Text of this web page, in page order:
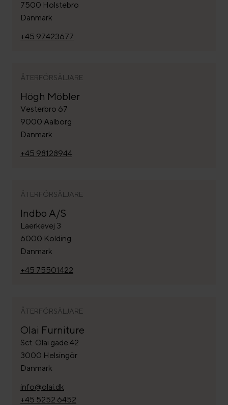
7500 Holstebro
Danmark
+45 97423677
ÅTERFÖRSÄLJARE
Högh Möbler
Vesterbro 67
9000 Aalborg
Danmark
+45 98128944
ÅTERFÖRSÄLJARE
Indbo A/S
Laerkevej 3
6000 Kolding
Danmark
+45 75501422
ÅTERFÖRSÄLJARE
Olai Furniture
Sct. Olai gade 42
3000 Helsingör
Danmark
info@olai.dk
+45 5252 6452